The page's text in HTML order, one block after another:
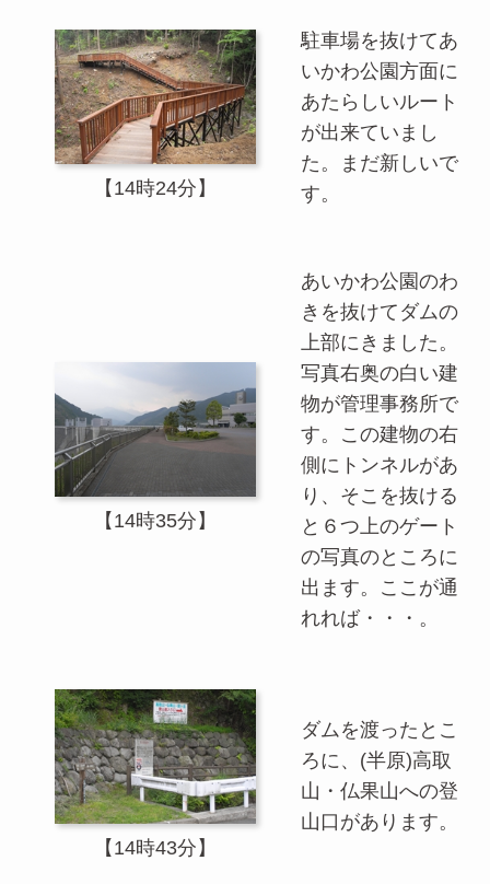
【14時24分】
駐車場を抜けてあ
いかわ公園方面に
あたらしいルート
が出来ていまし
た。まだ新しいで
す。
【14時35分】
あいかわ公園のわ
きを抜けてダムの
上部にきました。
写真右奥の白い建
物が管理事務所で
す。この建物の右
側にトンネルがあ
り、そこを抜ける
と６つ上のゲート
の写真のところに
出ます。ここが通
れれば・・・。
【14時43分】
ダムを渡ったとこ
ろに、(半原)高取
山・仏果山への登
山口があります。